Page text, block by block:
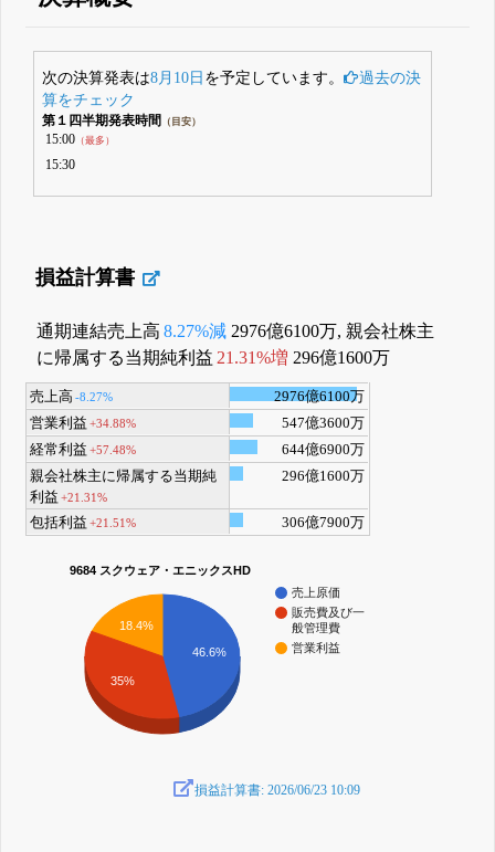
次の決算発表は8月10日 を予定しています。
過去の決
算をチェック
第１四半期発表時間 （目安）
15:00（最多）
15:30
損益計算書
通期連結売上高 8.27%減 2976億6100万, 親会社株主
に帰属する当期純利益 21.31%増 296億1600万
売上高 -8.27%
2976億6100万
営業利益 +34.88%
547億3600万
経常利益 +57.48%
644億6900万
親会社株主に帰属する当期純
利益 +21.31%
296億1600万
包括利益 +21.51% 306億7900万
9684 スクウェア・エニックスHD
売上原価
販売費及び一
般管理費
営業利益
46.6%
18.4%
35%
損益計算書: 2026/06/23 10:09